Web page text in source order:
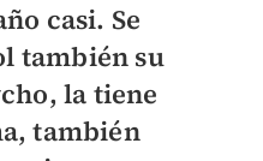
casi. Se
también su
la tiene
también